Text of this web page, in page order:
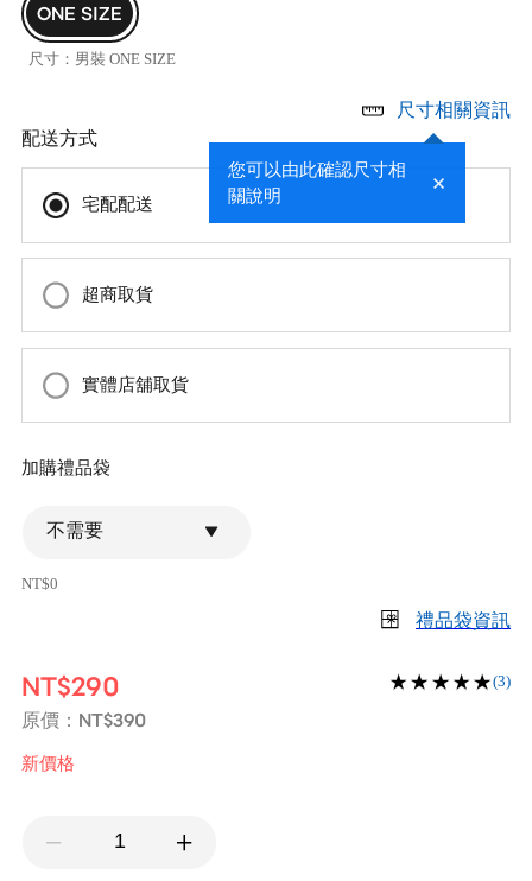
ONE SIZE
尺寸： 男裝 ONE SIZE
尺寸相關資訊
您可以由此確認尺寸相
關說明
配送方式
宅配配送
超商取貨
實體店舖取貨
加購禮品袋
不需要
NT$0
禮品袋資訊
NT$290
原價： NT$390
(3)
新價格